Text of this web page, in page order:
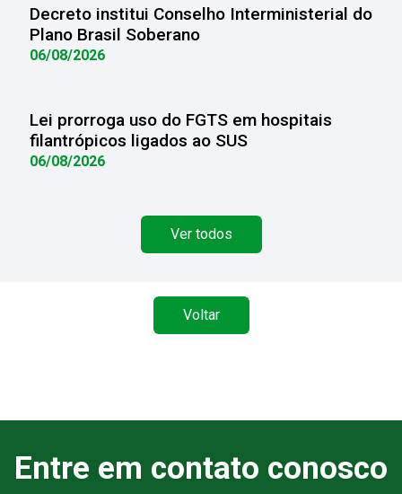
Decreto institui Conselho Interministerial do
Plano Brasil Soberano
06/08/2026
Lei prorroga uso do FGTS em hospitais
filantrópicos ligados ao SUS
06/08/2026
Ver todos
Voltar
Entre em contato conosco